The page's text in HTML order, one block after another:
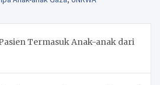
Termasuk Anak-anak dari